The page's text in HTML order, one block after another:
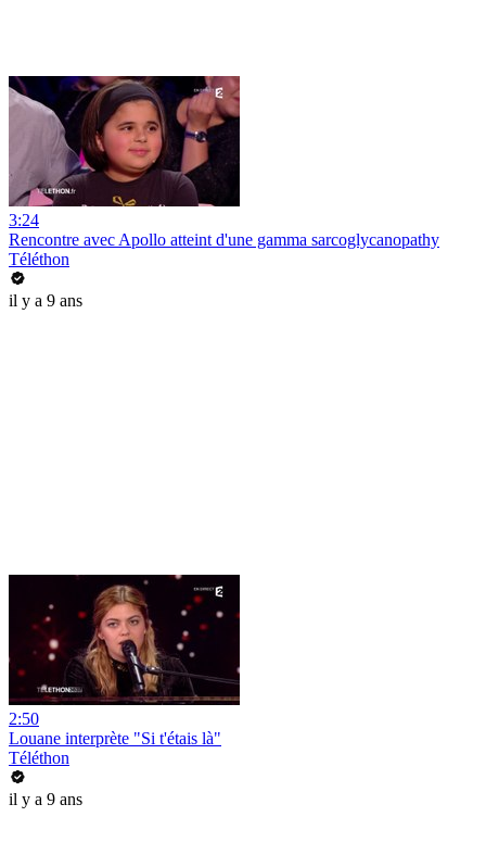
3:24
Rencontre avec Apollo atteint d'une gamma sarcoglycanopathy
Téléthon
il y a 9 ans
2:50
Louane interprète "Si t'étais là"
Téléthon
il y a 9 ans